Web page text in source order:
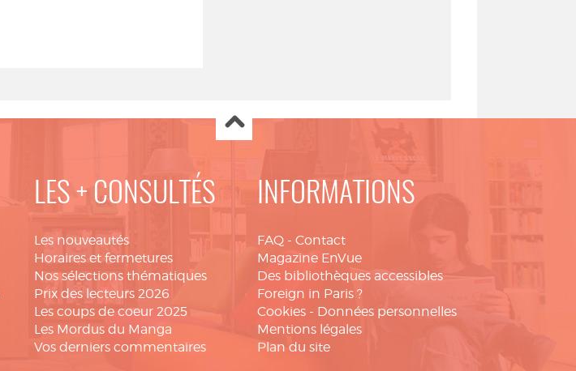
LES + CONSULTÉS
Les nouveautés
Horaires et fermetures
Nos sélections thématiques
Prix des lecteurs 2026
Les coups de coeur 2025
Les Mordus du Manga
Vos derniers commentaires
INFORMATIONS
FAQ - Contact
Magazine EnVue
Des bibliothèques accessibles
Foreign in Paris ?
Cookies - Données personnelles
Mentions légales
Plan du site